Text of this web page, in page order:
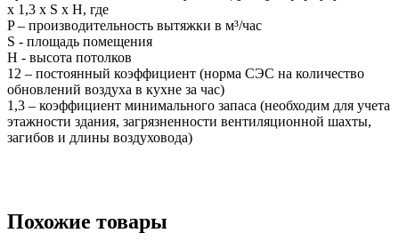
х 1,3 х S х H, где
P – производительность вытяжки в м³/час
S - площадь помещения
H - высота потолков
12 – постоянный коэффициент (норма СЭС на количество
обновлений воздуха в кухне за час)
1,3 – коэффициент минимального запаса (необходим для учета
этажности здания, загрязненности вентиляционной шахты,
загибов и длины воздуховода)
Похожие товары